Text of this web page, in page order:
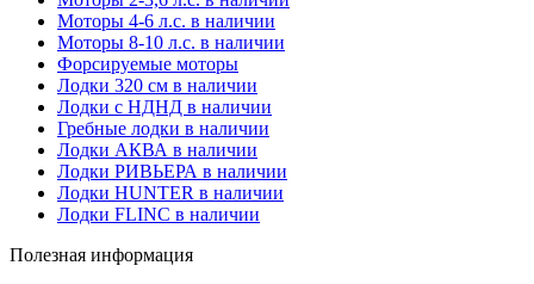
Моторы 4-6 л.с. в наличии
Моторы 8-10 л.с. в наличии
Форсируемые моторы
Лодки 320 см в наличии
Лодки с НДНД в наличии
Гребные лодки в наличии
Лодки АКВА в наличии
Лодки РИВЬЕРА в наличии
Лодки HUNTER в наличии
Лодки FLINC в наличии
Полезная информация